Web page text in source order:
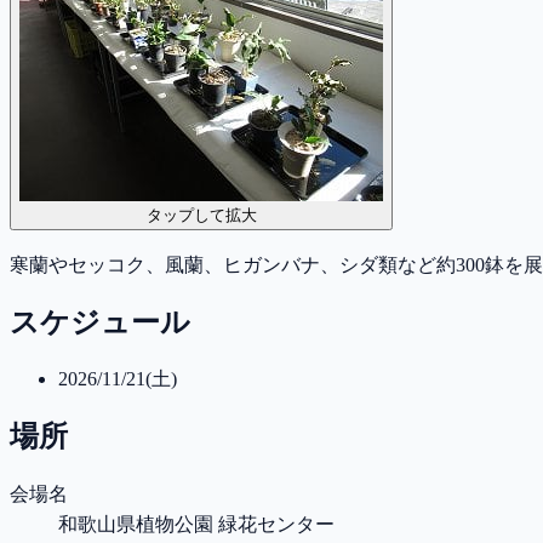
タップして拡大
寒蘭やセッコク、風蘭、ヒガンバナ、シダ類など約300鉢を
スケジュール
2026/11/21(土)
場所
会場名
和歌山県植物公園 緑花センター